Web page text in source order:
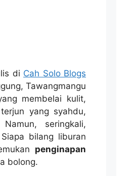
di Cah Solo Blogs
Tawangmangu
membelai kulit,
yang syahdu,
seringkali,
bilang liburan
penginapan
bolong.